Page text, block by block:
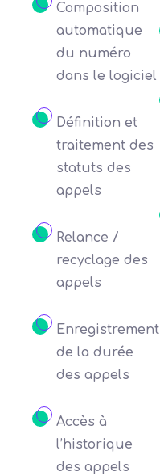
Composition
automatique
du numéro
dans le logiciel
Définition et
traitement des
statuts des
appels
Relance /
recyclage des
appels
Enregistrement
de la durée
des appels
Accès à
l’historique
des appels